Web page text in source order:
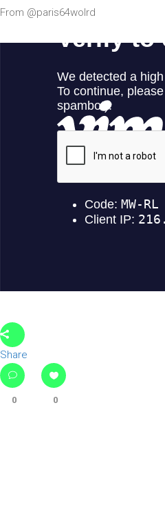
From @paris64wolrd
Share
0 0